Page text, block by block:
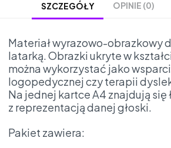
SZCZEGÓŁY OPINIE (0)
Materiał wyrazowo-obrazkowy
latarką. Obrazki ukryte w
można wykorzystać jako
logopedycznej czy terapii
Na jednej kartce A4 znajdują się
z reprezentacją danej głoski.
Pakiet zawiera: